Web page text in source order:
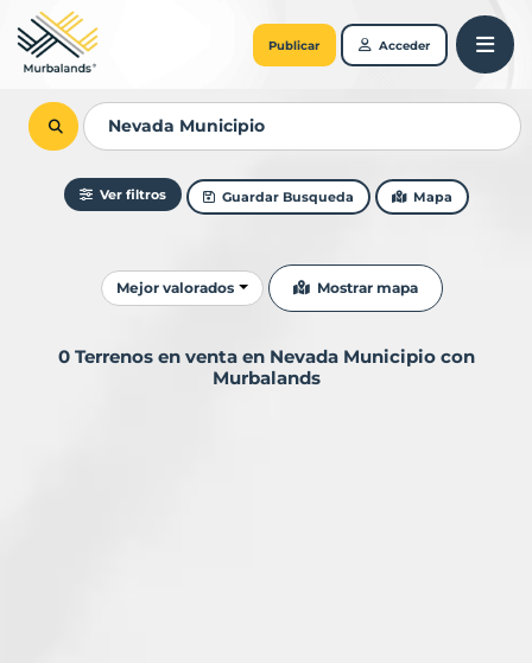
Publicar Acceder
Ver filtros Guardar Busqueda Mapa
Ordenar resultados
Mejor valorados Mostrar mapa
0 Terrenos en venta en Nevada Municipio con
Murbalands